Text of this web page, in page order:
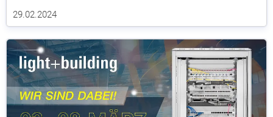
29.02.2024